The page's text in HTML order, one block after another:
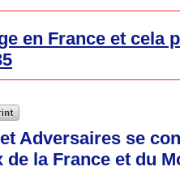
en France et cela
Adversaires se
la France et du